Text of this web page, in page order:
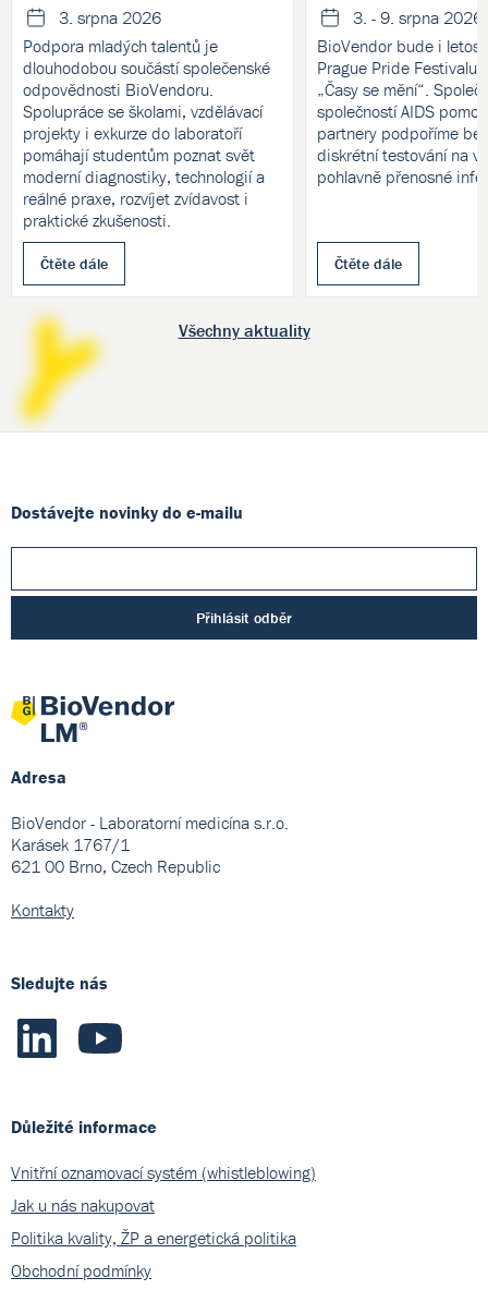
3. srpna 2026
Podpora mladých talentů je
dlouhodobou součástí společenské
odpovědnosti BioVendoru.
Spolupráce se školami, vzdělávací
projekty i exkurze do laboratoří
pomáhají studentům poznat svět
moderní diagnostiky, technologií a
reálné praxe, rozvíjet zvídavost i
praktické zkušenosti.
Čtěte dále
3. - 9. srpna 2026
BioVendor bude i letos
Prague Pride Festivalu
„Časy se mění“.
společností AIDS
partnery podpoříme
diskrétní testování na
pohlavně přenosné
Čtěte dále
Všechny aktuality
Dostávejte novinky do e-mailu
Přihlásit odběr
Adresa
BioVendor - Laboratorní medicína s.r.o.
Karásek 1767/1
621 00 Brno, Czech Republic
Kontakty
Sledujte nás
Důležité informace
Vnitřní oznamovací systém (whistleblowing)
Jak u nás nakupovat
Politika kvality, ŽP a energetická politika
Obchodní podmínky